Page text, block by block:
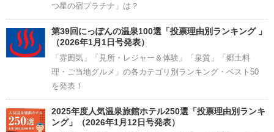
つ星の宿プラチナ」は？
第39回にっぽんの温泉100選「投票理由別ランキング 」
（2026年1月1日号発表）
「雰囲気」「見所・レジャー＆体験」「泉質」「郷土料
理・ご当地グルメ」の各カテゴリ別ランキング・ベスト50
を発表！
2025年度人気温泉旅館ホテル250選「投票理由別ランキ
ング」（2026年1月12日号発表）